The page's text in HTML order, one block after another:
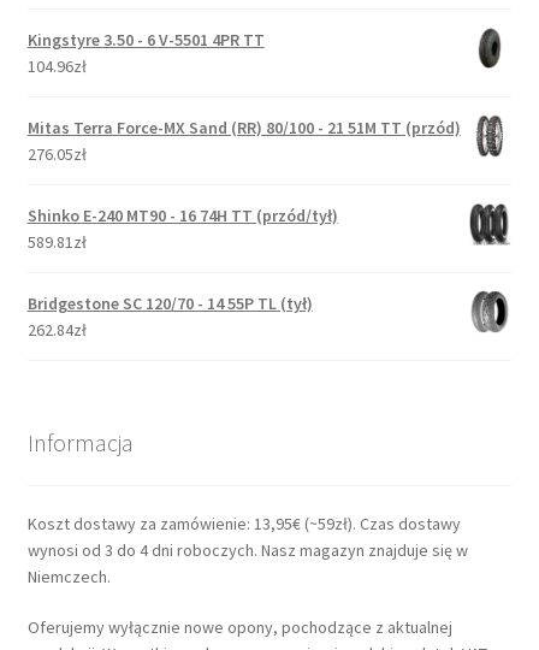
Kingstyre 3.50 - 6 V-5501 4PR TT
104.96zł
Mitas Terra Force-MX Sand (RR) 80/100 - 21 51M TT (przód)
276.05zł
Shinko E-240 MT90 - 16 74H TT (przód/tył)
589.81zł
Bridgestone SC 120/70 - 14 55P TL (tył)
262.84zł
Informacja
Koszt dostawy za zamówienie: 13,95€ (~59zł). Czas dostawy
wynosi od 3 do 4 dni roboczych. Nasz magazyn znajduje się w
Niemczech.
Oferujemy wyłącznie nowe opony, pochodzące z aktualnej